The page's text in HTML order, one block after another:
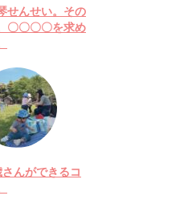
せんせい。その
〇〇〇〇を求め
さんができるコ